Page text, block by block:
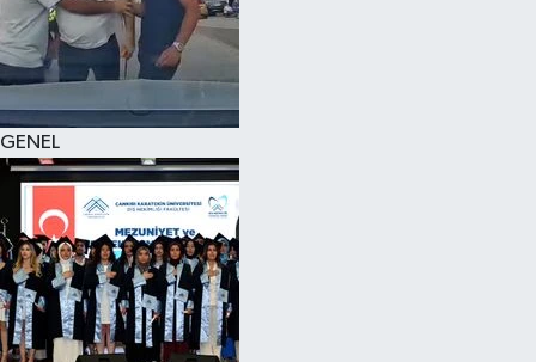
GENEL
KÜLTÜR SANAT
SAĞLIK
SİYASET
SPOR
TEKNOLOJİ